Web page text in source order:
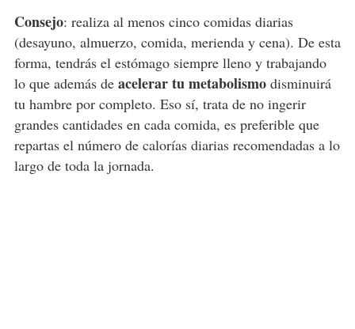
Consejo: realiza al menos cinco comidas diarias
(desayuno, almuerzo, comida, merienda y cena). De esta
forma, tendrás el estómago siempre lleno y trabajando
lo que además de acelerar tu metabolismodisminuirá
tu hambre por completo. Eso sí, trata de no ingerir
grandes cantidades en cada comida, es preferible que
repartas el número de calorías diarias recomendadas a lo
largo de toda la jornada.